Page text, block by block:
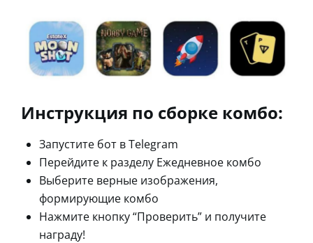
Инструкция по сборке комбо:
Запустите бот в Telegram
Перейдите к разделу Ежедневное комбо
Выберите верные изображения,
формирующие комбо
Нажмите кнопку “Проверить” и получите
награду!